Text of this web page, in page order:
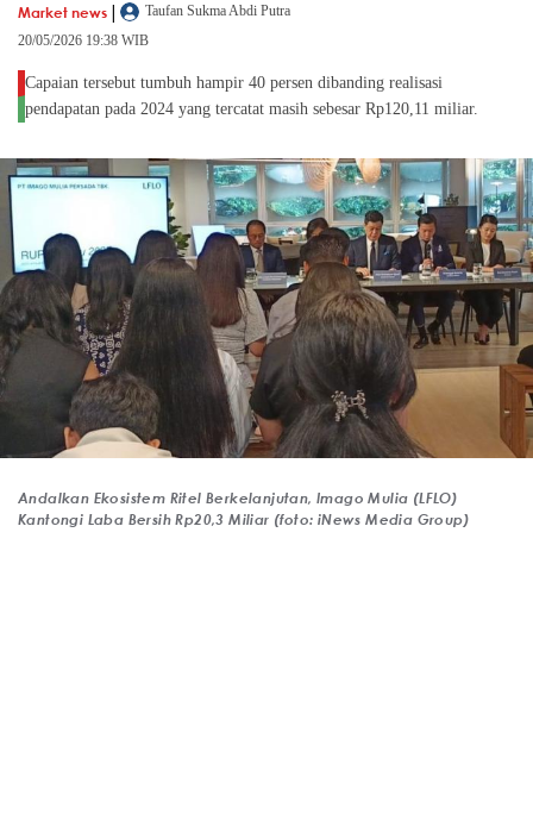
Market news |
Taufan Sukma Abdi Putra
20/05/2026 19:38 WIB
Capaian tersebut tumbuh hampir 40 persen dibanding realisasi
pendapatan pada 2024 yang tercatat masih sebesar Rp120,11 miliar.
Andalkan Ekosistem Ritel Berkelanjutan, Imago Mulia (LFLO)
Kantongi Laba Bersih Rp20,3 Miliar (foto: iNews Media Group)